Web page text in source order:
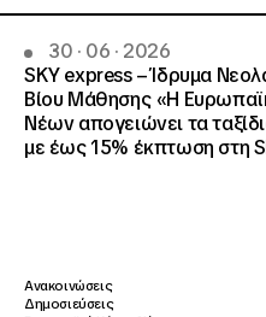
30 · 06 · 2026
SKY express – Ίδρυμα
Βίου Μάθησης «Η
Νέων απογειώνει τα
με έως 15% έκπτωση στη
Ανακοινώσεις
Δημοσιεύσεις